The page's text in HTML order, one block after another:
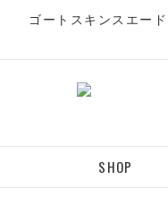
ゴートスキンスエー
SHOP
LIST